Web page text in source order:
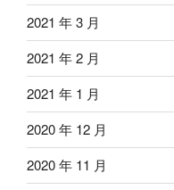
2021 年 3 月
2021 年 2 月
2021 年 1 月
2020 年 12 月
2020 年 11 月